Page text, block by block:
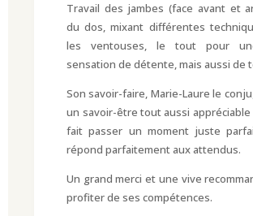
Travail des jambes (face avant et
du dos, mixant différentes
les ventouses, le tout pour
sensation de détente, mais aussi de
Son savoir-faire, Marie-Laure le
un savoir-être tout aussi
fait passer un moment juste
répond parfaitement aux attendus.
Un grand merci et une vive
profiter de ses compétences.